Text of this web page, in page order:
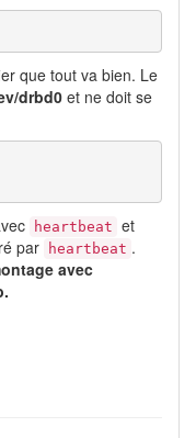
que tout va bien. Le
drbd0 et ne doit se
heartbeat et
par heartbeat .
avec